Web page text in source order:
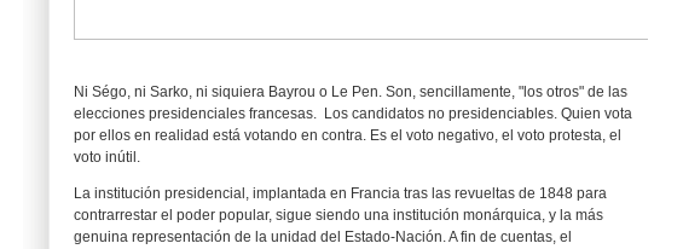
Ni Ségo, ni Sarko, ni siquiera Bayrou o Le Pen. Son, sencillamente, "los otros" de las
elecciones presidenciales francesas. Los candidatos no presidenciables. Quien vota
por ellos en realidad está votando en contra. Es el voto negativo, el voto protesta, el
voto inútil.
La institución presidencial, implantada en Francia tras las revueltas de 1848 para
contrarrestar el poder popular, sigue siendo una institución monárquica, y la más
genuina representación de la unidad del Estado-Nación. A fin de cuentas, el